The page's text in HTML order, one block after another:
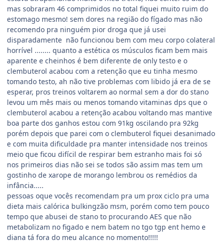
mas sobraram 46 comprimidos no total fiquei muito ruim do
estomago mesmo! sem dores na região do fígado mas não
recomendo pra ninguém pior droga que já usei
disparadamente não funcionou bem com meu corpo colateral
horrível ........ quanto a estética os músculos ficam bem mais
aparente e cheinhos é bem diferente de only testo e o
clembuterol acabou com a retenção que eu tinha mesmo
tomando testo, ah não tive problemas com libido já era de se
esperar, pros treinos voltarem ao normal sem a dor do stano
levou um mês mais ou menos tomando vitaminas dps que o
clembuterol acabou a retenção acabou voltando mas mantive
boa parte dos ganhos estou com 91kg oscilando pra 92kg
porém depois que parei com o clembuterol fiquei desanimado
e com muita dificuldade pra manter intensidade nos treinos
meio que ficou difícil de respirar bem estranho mais foi só
nos primeiros dias não sei se todos são assim mas tem um
gostinho de xarope de morango lembrou os remédios da
infância.....
pessoas oque vocês recomendam pra um prox ciclo pra uma
dieta mais calórica bulkingzão msm, porém como tem pouco
tempo que abusei de stano to procurando AES que não
metabolizam no figado e nem batem no tgo tgp ent hemo e
diana tá fora do meu alcance no momento!!!!!